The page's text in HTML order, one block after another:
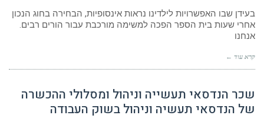
בעידן שבו האפשרויות לילדינו נראות אינסופיות, הבחירה בחוג הנכון
אחרי שעות בית הספר הפכה למשימה מורכבת עבור הורים רבים.
אנחנו
קרא עוד ←
שכר הנדסאי תעשייה וניהול ומסלולי ההכשרה
של הנדסאי תעשיה וניהול בשוק העבודה